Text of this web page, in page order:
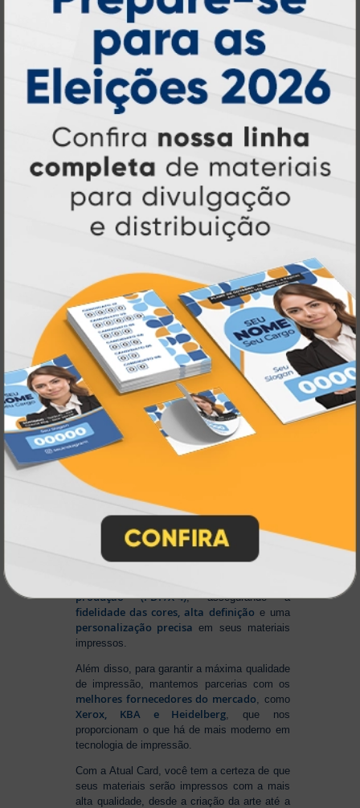
online. Tudo isso para oferecer
agilidade,
qualidade e soluções inteligentesque
atendem às suas necessidades.
Liderança e Qualidade em
Impressão
Prestes a completar três décadas de
inovação e serviços,a Atual Card segue
como referência no mercado gráfico e de
personalização online
, oferecendo
impressão digital e offset de alta
qualidade. Nosso segredo? Umportfólio
completo de produtos personalizados
site intuitivo e fácil de navegar, e entrega
rápida para todo o Brasil
a melhor
experiência de compra e a máxima
satisfação dos nossos clientes.
Tecnologia de Ponta em Impressão
Personalizada
Na Atual Card, você tem total liberdade para
enviar sua arte nos principais formatos dos
softwares gráficos mais utilizados, como
CorelDRAW (CDR), Photoshop (PSD) e
Illustrator (AI)
, além do padrão de
impressão PDF/X-4. E se preferir criar no
disponíveis na plataforma e enviar seus
arquivos. Aproveite mais essa facilidade para
produzir seu material personalizado!
Para conseguir um resultado impecável,
contamos com um Sistema Automático de
Pré-Impressão
ajusta e otimiza seus
produção (PDF/X-4), assegurando a
fidelidade das cores, alta definição e uma
personalização precisa em seus materiais
impressos.
Além disso, para garantir a máxima qualidade
de impressão, mantemos parcerias com os
melhores fornecedores do mercado , como
Xerox, KBA e Heidelberg , que nos
proporcionam o que há de mais moderno em
tecnologia de impressão.
Com a Atual Card, você tem a certeza de que
seus materiais serão impressos com a mais
alta qualidade, desde a criação da arte até a